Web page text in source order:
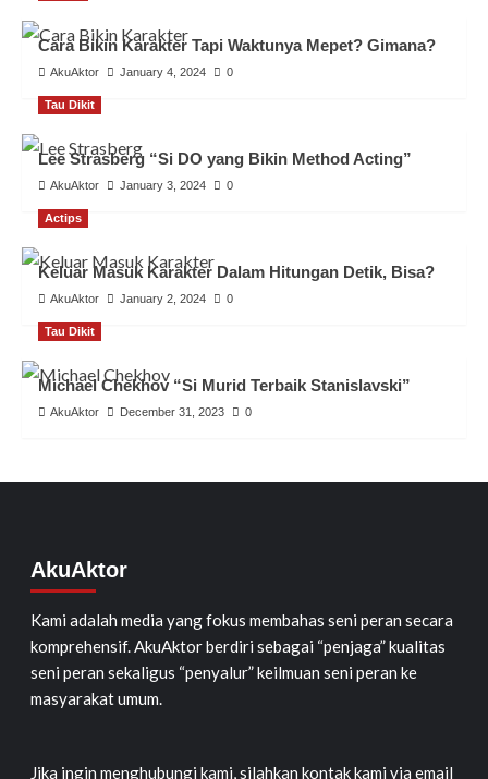
Cara Bikin Karakter Tapi Waktunya Mepet? Gimana?
AkuAktor January 4, 2024 0
Tau Dikit
Lee Strasberg “Si DO yang Bikin Method Acting”
AkuAktor January 3, 2024 0
Actips
Keluar Masuk Karakter Dalam Hitungan Detik, Bisa?
AkuAktor January 2, 2024 0
Tau Dikit
Michael Chekhov “Si Murid Terbaik Stanislavski”
AkuAktor December 31, 2023 0
AkuAktor
Kami adalah media yang fokus membahas seni peran secara
komprehensif. AkuAktor berdiri sebagai “penjaga” kualitas
seni peran sekaligus “penyalur” keilmuan seni peran ke
masyarakat umum.
Jika ingin menghubungi kami, silahkan kontak kami via email